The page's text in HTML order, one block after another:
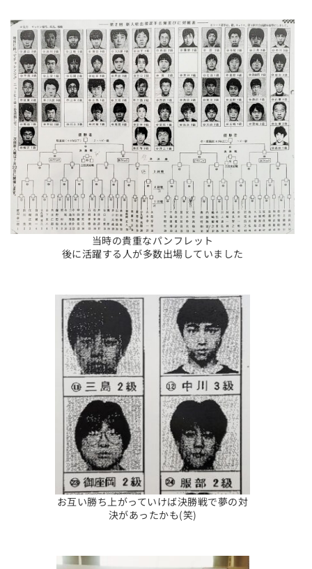
当時の貴重なパンフレット
後に活躍する人が多数出場していました
お互い勝ち上がっていけば決勝戦で夢の対
決があったかも(笑)